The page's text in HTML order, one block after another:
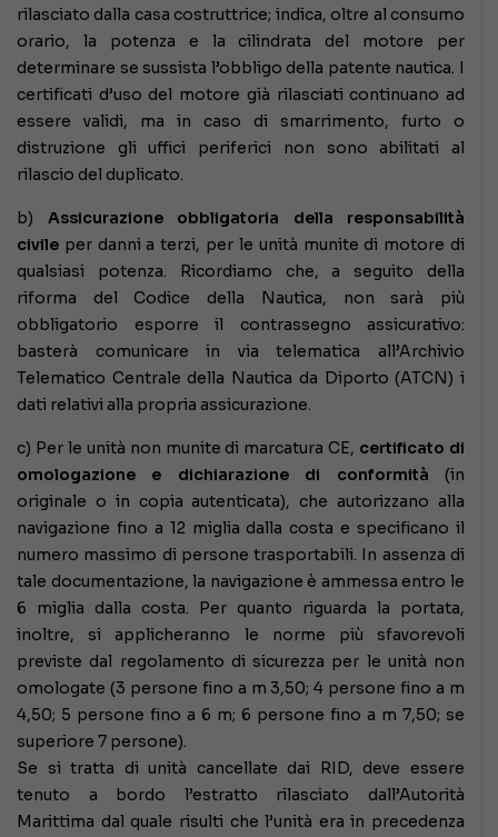
rilasciato dalla casa costruttrice; indica, oltre al consumo
orario, la potenza e la cilindrata del motore per
determinare se sussista l’obbligo della patente nautica. I
certificati d’uso del motore già rilasciati continuano ad
essere validi, ma in caso di smarrimento, furto o
distruzione gli uffici periferici non sono abilitati al
rilascio del duplicato.
b) Assicurazione obbligatoria della responsabilità
civile per danni a terzi, per le unità munite di motore di
qualsiasi potenza. Ricordiamo che, a seguito della
riforma del Codice della Nautica, non sarà più
obbligatorio esporre il contrassegno assicurativo:
basterà comunicare in via telematica all’Archivio
Telematico Centrale della Nautica da Diporto (ATCN) i
dati relativi alla propria assicurazione.
c) Per le unità non munite di marcatura CE, certificato di
omologazione e dichiarazione di conformità (in
originale o in copia autenticata), che autorizzano alla
navigazione fino a 12 miglia dalla costa e specificano il
numero massimo di persone trasportabili. In assenza di
tale documentazione, la navigazione è ammessa entro le
6 miglia dalla costa. Per quanto riguarda la portata,
inoltre, si applicheranno le norme più sfavorevoli
previste dal regolamento di sicurezza per le unità non
omologate (3 persone fino a m 3,50; 4 persone fino a m
4,50; 5 persone fino a 6 m; 6 persone fino a m 7,50; se
superiore 7 persone).
Se si tratta di unità cancellate dai RID, deve essere
tenuto a bordo l’estratto rilasciato dall’Autorità
Marittima dal quale risulti che l’unità era in precedenza